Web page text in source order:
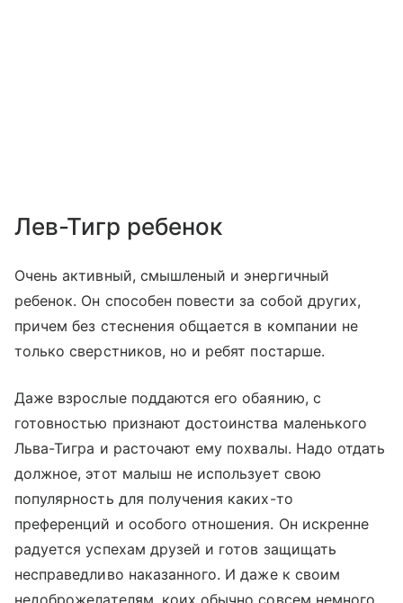
Лев-Тигр ребенок
Очень активный, смышленый и энергичный
ребенок. Он способен повести за собой других,
причем без стеснения общается в компании не
только сверстников, но и ребят постарше.
Даже взрослые поддаются его обаянию, с
готовностью признают достоинства маленького
Льва-Тигра и расточают ему похвалы. Надо отдать
должное, этот малыш не использует свою
популярность для получения каких-то
преференций и особого отношения. Он искренне
радуется успехам друзей и готов защищать
несправедливо наказанного. И даже к своим
недоброжелателям, коих обычно совсем немного,